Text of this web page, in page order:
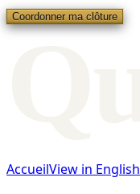
Coordonner ma clôture
AccueilView in English